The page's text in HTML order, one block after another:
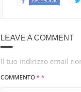
LEAVE A COMMENT
Il tuo indirizzo email
COMMENTO* *